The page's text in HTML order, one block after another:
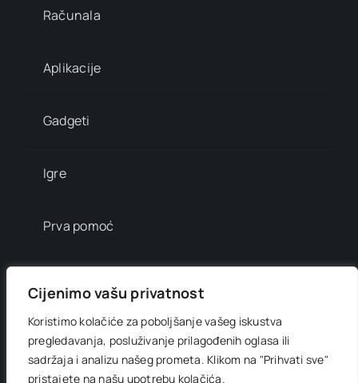
Cijenimo vašu privatnost
Koristimo kolačiće za poboljšanje vašeg iskustva
pregledavanja, posluživanje prilagođenih oglasa ili
sadržaja i analizu našeg prometa. Klikom na "Prihvati sve"
pristajete na našu upotrebu kolačića.
Računala
Aplikacije
Gadgeti
Igre
Prva pomoć
Info brojevi